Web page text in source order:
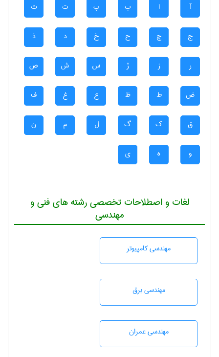
آ ا ب پ ت ث
ج چ ح خ د ذ
ر ز ژ س ش ص
ض ط ظ ع غ ف
ق ک گ ل م ن
و ه ی
لغات و اصطلاحات تخصصی رشته های فنی و
مهندسی
مهندسی كامپيوتر
مهندسی برق
مهندسی عمران